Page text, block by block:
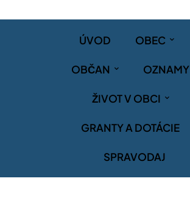
ÚVOD OBEC
OBČAN OZNAMY
ŽIVOT V OBCI
GRANTY A DOTÁCIE
SPRAVODAJ